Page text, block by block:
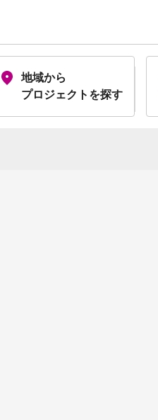
地域から
プロジェクトを探す